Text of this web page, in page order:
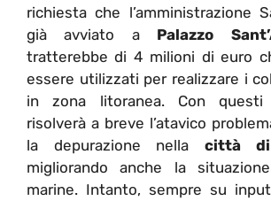
richiesta che l’amministrazione
già avviato a Palazzo
tratterebbe di 4 milioni di euro
essere utilizzati per realizzare i
in zona litoranea. Con
risolverà a breve l’atavico
la depurazione nella città di
migliorando anche la
marine. Intanto, sempre su